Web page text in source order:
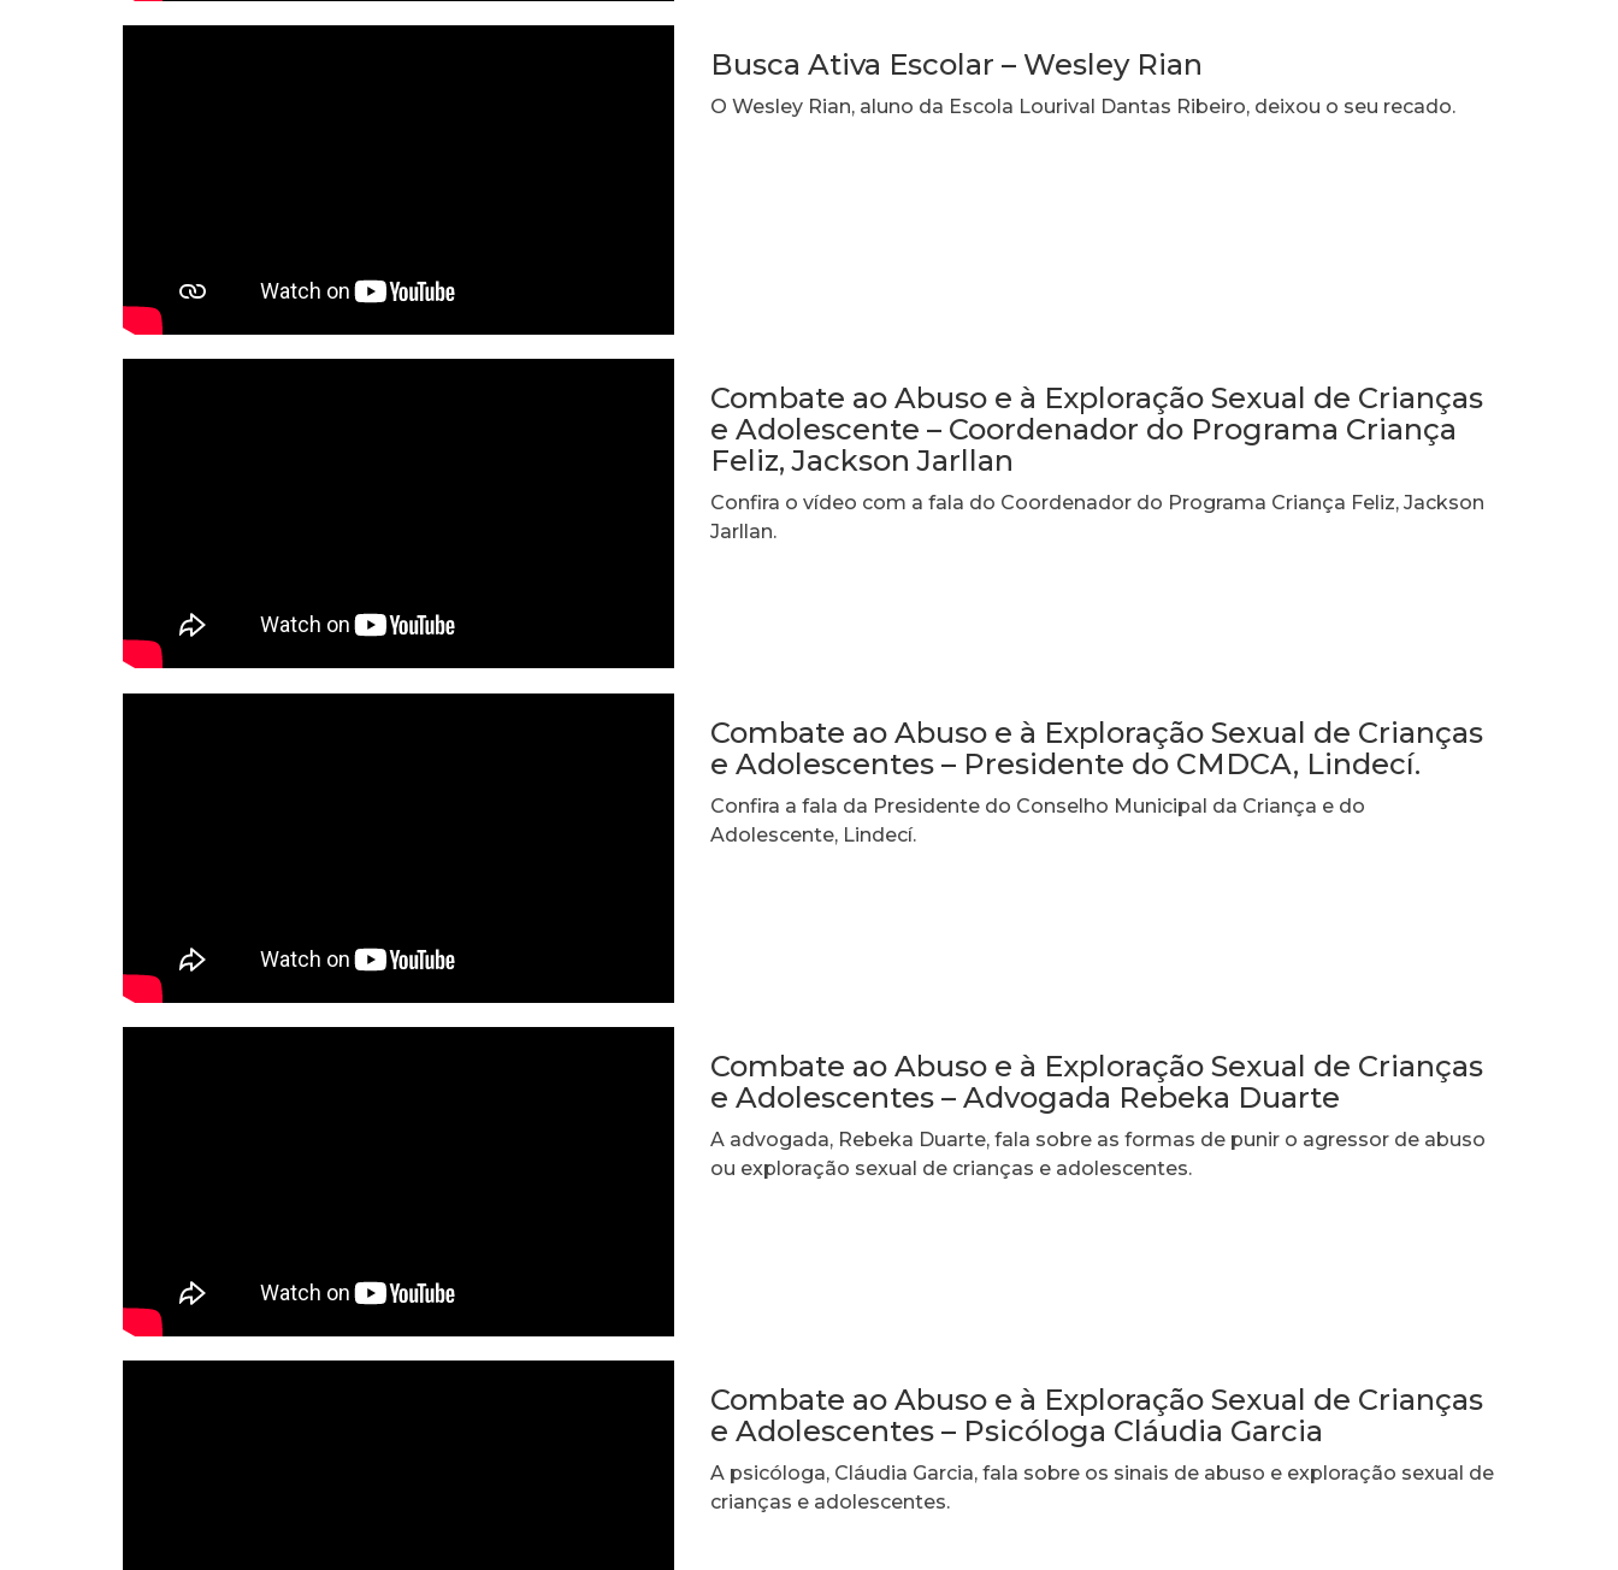
Busca Ativa Escolar – Wesley Rian
O Wesley Rian, aluno da Escola Lourival Dantas Ribeiro, deixou o seu recado.
Combate ao Abuso e à Exploração Sexual de Crianças
e Adolescente – Coordenador do Programa Criança
Feliz, Jackson Jarllan
Confira o vídeo com a fala do Coordenador do Programa Criança Feliz, Jackson
Jarllan.
Combate ao Abuso e à Exploração Sexual de Crianças
e Adolescentes – Presidente do CMDCA, Lindecí.
Confira a fala da Presidente do Conselho Municipal da Criança e do
Adolescente, Lindecí.
Combate ao Abuso e à Exploração Sexual de Crianças
e Adolescentes – Advogada Rebeka Duarte
A advogada, Rebeka Duarte, fala sobre as formas de punir o agressor de abuso
ou exploração sexual de crianças e adolescentes.
Combate ao Abuso e à Exploração Sexual de Crianças
e Adolescentes – Psicóloga Cláudia Garcia
A psicóloga, Cláudia Garcia, fala sobre os sinais de abuso e exploração sexual de
crianças e adolescentes.